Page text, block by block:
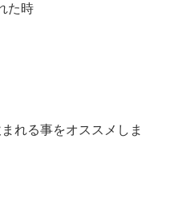
た時
れる事をオススメしま